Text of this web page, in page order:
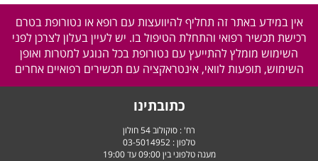
אין במידע באתר זה תחליף להיוועצות עם רופא או נטורופת בטרם
רכישת תכשיר רפואי והתחלת הטיפול בו. יש לעיין בעלון לצרכן לפני
השימוש מומלץ להתייעץ עם נטורופת בכל הנוגע למטרות ואופן
השימוש, תופעות לוואי, אינטראקציה עם תכשירים רפואיים אחרים
כתובתינו
רח' : סוקולוב 54 חולון
טלפון : 03-5014952
מענה טלפוני בין 09:00 עד 19:00